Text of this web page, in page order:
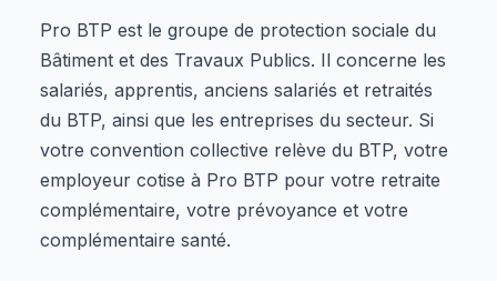
Pro BTP est le groupe de protection sociale du
Bâtiment et des Travaux Publics. Il concerne les
salariés, apprentis, anciens salariés et retraités
du BTP, ainsi que les entreprises du secteur. Si
votre convention collective relève du BTP, votre
employeur cotise à Pro BTP pour votre retraite
complémentaire, votre prévoyance et votre
complémentaire santé.